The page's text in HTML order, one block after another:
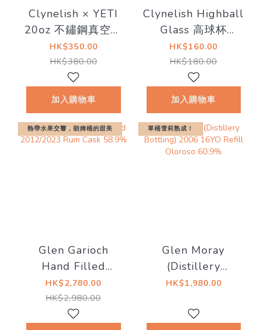
Clynelish × YETI
20oz 不鏽鋼真空保
溫杯（酒廠限定聯
名）
HK$350.00
HK$380.00
加入購物車
Clynelish Highball
Glass 高球杯
(Distillery
Merchandise)
HK$160.00
HK$180.00
加入購物車
熱帶水果交響，朗姆桶的甜美
Glen Garioch
Hand Filled
2012/2023 Rum
Cask 58.9%
HK$2,780.00
HK$2,980.00
單桶雪莉熟成！
Glen Moray
(Distillery
Bottling) 2006
Oloroso 60.9%
HK$1,980.00